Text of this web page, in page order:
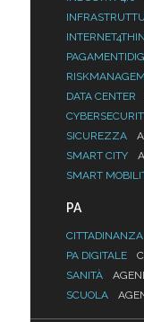
DATA CENTER
SICUREZZA
SMART CITY
SMART
PA
CITTADINANZA
PA DIGITALE
SANITÀ
SCUOLA